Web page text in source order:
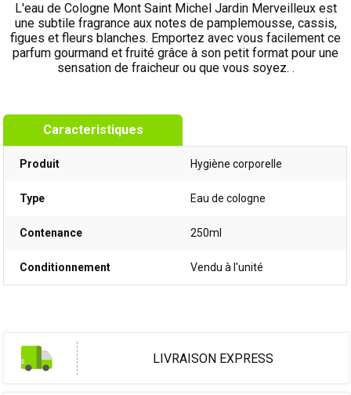
L'eau de Cologne Mont Saint Michel Jardin Merveilleux est
une subtile fragrance aux notes de pamplemousse, cassis,
figues et fleurs blanches. Emportez avec vous facilement ce
parfum gourmand et fruité grâce à son petit format pour une
sensation de fraicheur ou que vous soyez. .
Caracteristiques
Produit Hygiène corporelle
Type Eau de cologne
Contenance 250ml
Conditionnement Vendu à l'unité
LIVRAISON EXPRESS